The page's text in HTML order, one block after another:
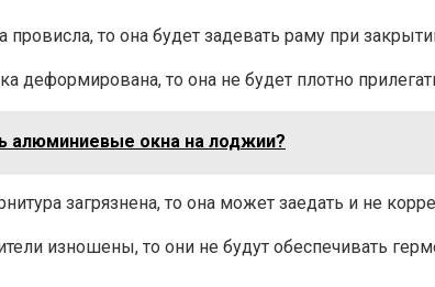
провисла, то она будет задевать раму при
деформирована, то она не будет плотно
алюминиевые окна на лоджии?
загрязнена, то она может заедать и не
изношены, то они не будут обеспечивать